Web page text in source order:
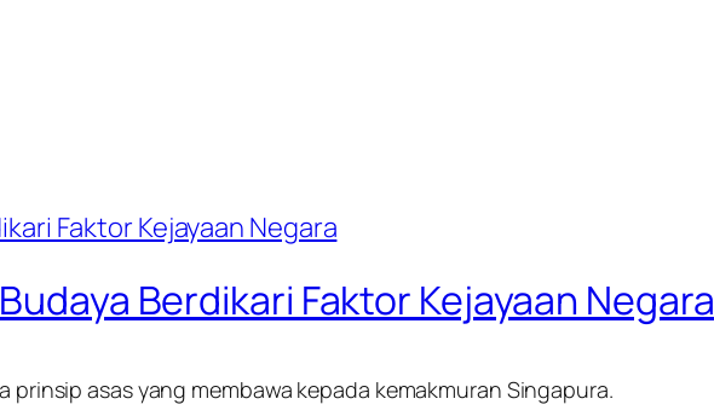
Berdikari Faktor Kejayaan Negara
asas yang membawa kepada kemakmuran Singapura.